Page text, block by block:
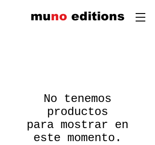
muno editions
No tenemos
productos
para mostrar en
este momento.